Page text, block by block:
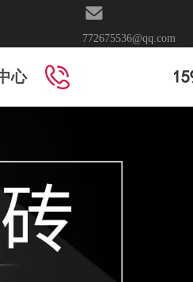
772675536@qq.com
心